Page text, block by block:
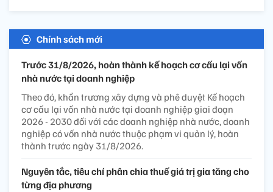
Chính sách mới
Trước 31/8/2026, hoàn thành kế hoạch cơ cấu lại vốn
nhà nước tại doanh nghiệp
Theo đó, khẩn trương xây dựng và phê duyệt Kế hoạch
cơ cấu lại vốn nhà nước tại doanh nghiệp giai đoạn
2026 - 2030 đối với các doanh nghiệp nhà nước, doanh
nghiệp có vốn nhà nước thuộc phạm vi quản lý, hoàn
thành trước ngày 31/8/2026.
Nguyên tắc, tiêu chí phân chia thuế giá trị gia tăng cho
từng địa phương